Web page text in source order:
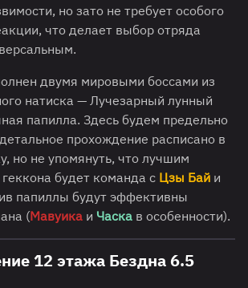
но зато не требует особого
что делает выбор отряда
двумя мировыми боссами из
натиска — Лучезарный лунный
папилла. Здесь будем предельно
прохождение расписано в
но не упомянуть, что лучшим
будет команда с Цзы Бай и
папиллы будут эффективны
(Мавуика и Часка в особенности).
12 этажа Бездна 6.5